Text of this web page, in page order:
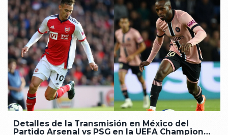
Detalles de la Transmisión en México del
Partido Arsenal vs PSG en la UEFA Champions